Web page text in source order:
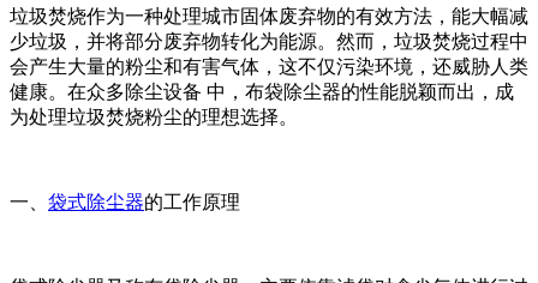
垃圾焚烧作为一种处理城市固体废弃物的有效方法，能大幅减
少垃圾，并将部分废弃物转化为能源。然而，垃圾焚烧过程中
会产生大量的粉尘和有害气体，这不仅污染环境，还威胁人类
健康。在众多除尘设备 中，布袋除尘器的性能脱颖而出，成
为处理垃圾焚烧粉尘的理想选择。
一、 袋式除尘器的工作原理